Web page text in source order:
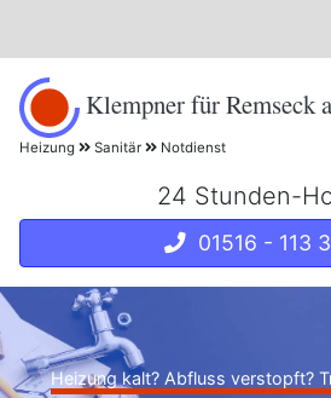
Klempner für Remseck
Heizung Sanitär Notdienst
24 Stunden-
01516 - 113
Heizung kalt? Abfluss verstopft?